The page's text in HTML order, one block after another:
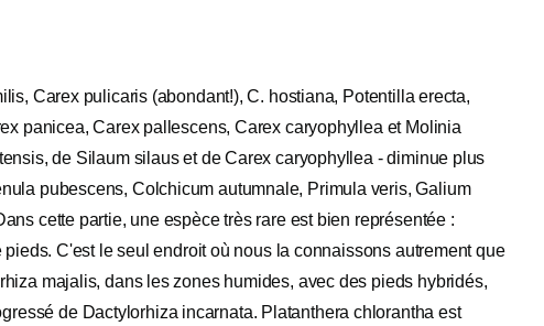
Carex pulicaris (abondant!), C. hostiana, Potentilla erecta,
panicea, Carex pallescens, Carex caryophyllea et Molinia
de Silaum silaus et de Carex caryophyllea - diminue plus
pubescens, Colchicum autumnale, Primula veris, Galium
cette partie, une espèce très rare est bien représentée :
C'est le seul endroit où nous la connaissons autrement que
majalis, dans les zones humides, avec des pieds hybridés,
de Dactylorhiza incarnata. Platanthera chlorantha est